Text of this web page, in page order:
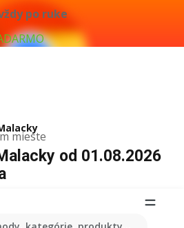
po ruke
mieste
od 01.08.2026